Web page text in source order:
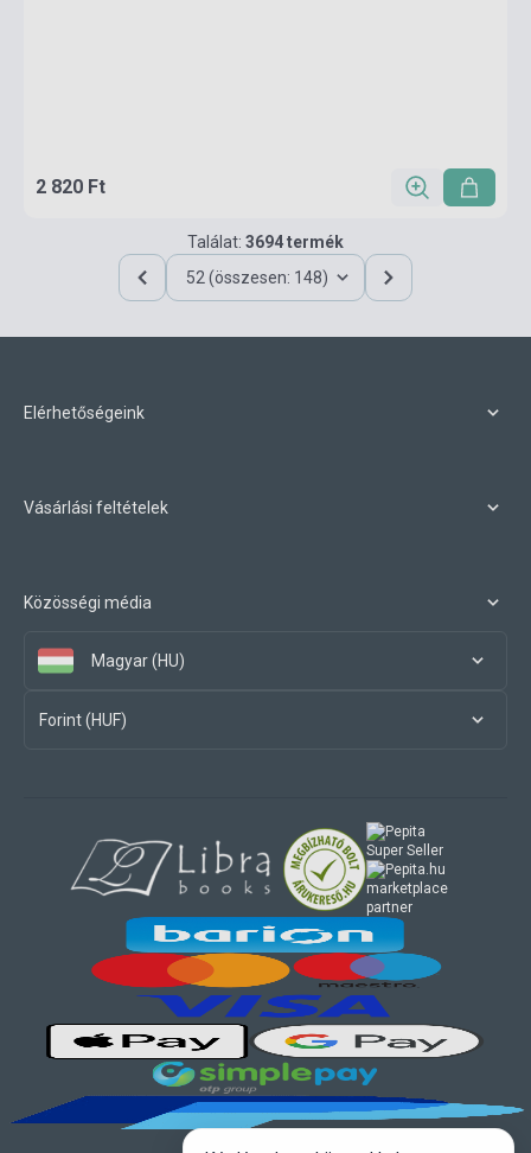
2 820 Ft
Találat: 3694 termék
52 (összesen: 148)
Elérhetőségeink
Vásárlási feltételek
Közösségi média
Magyar (HU)
Forint (HUF)
marketplace
partner